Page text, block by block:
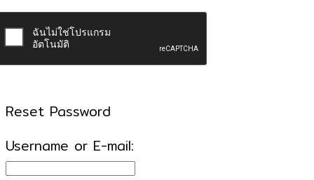
Reset Password
Username or E-mail: